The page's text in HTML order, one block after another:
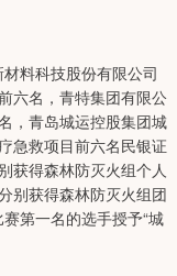
料科技股份有限公司
六名，青特集团有限公
，青岛城运控股集团城
急救项目前六名民银证
获得森林防灭火组个人
别获得森林防灭火组团
第一名的选手授予“城